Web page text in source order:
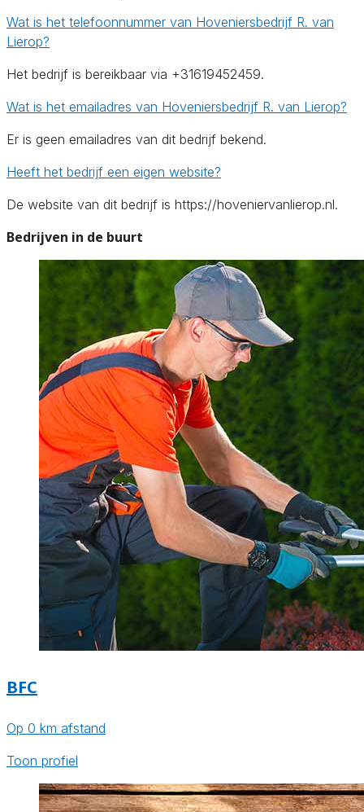
Wat is het telefoonnummer van Hoveniersbedrijf R. van
Lierop?
Het bedrijf is bereikbaar via +31619452459.
Wat is het emailadres van Hoveniersbedrijf R. van Lierop?
Er is geen emailadres van dit bedrijf bekend.
Heeft het bedrijf een eigen website?
De website van dit bedrijf is https://hoveniervanlierop.nl.
Bedrijven in de buurt
BFC
Op 0 km afstand
Toon profiel